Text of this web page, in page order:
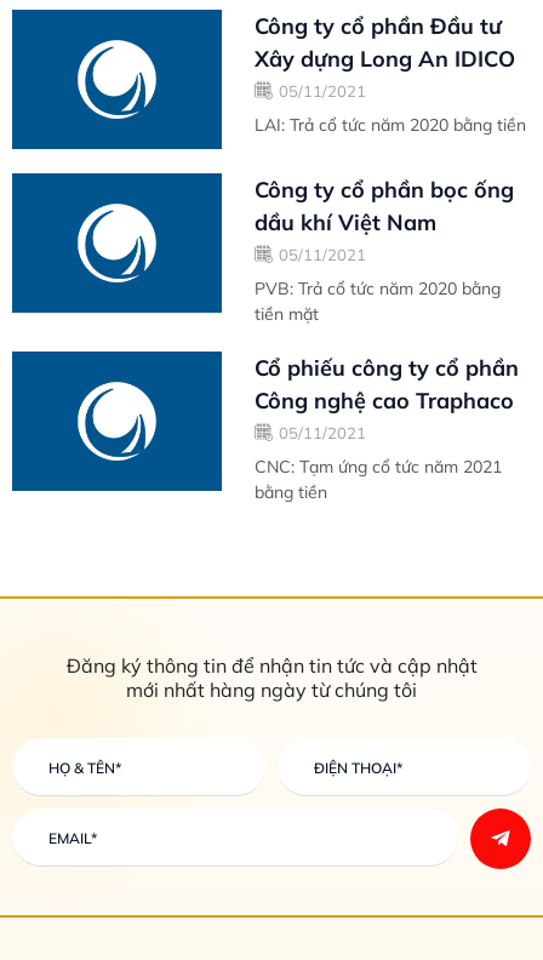
Công ty cổ phần Đầu tư
Xây dựng Long An IDICO
05/11/2021
LAI: Trả cổ tức năm 2020 bằng tiền
Công ty cổ phần bọc ống
dầu khí Việt Nam
05/11/2021
PVB: Trả cổ tức năm 2020 bằng
tiền mặt
Cổ phiếu công ty cổ phần
Công nghệ cao Traphaco
05/11/2021
CNC: Tạm ứng cổ tức năm 2021
bằng tiền
Đăng ký thông tin để nhận tin tức và cập nhật
mới nhất hàng ngày từ chúng tôi